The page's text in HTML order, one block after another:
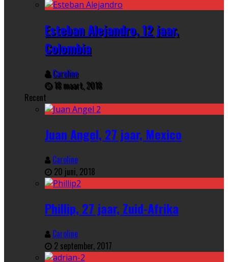
Esteban Alejandro, 12 jaar,
Colombia
Caroline
18 maart, 2018
Recent
Juan Angel, 27 jaar, Mexico
Caroline
20 juni, 2018
Phillip, 27 jaar, Zuid-Afrika
Caroline
2 september, 2017